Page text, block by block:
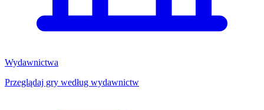
Wydawnictwa
Przeglądaj gry według wydawnictw